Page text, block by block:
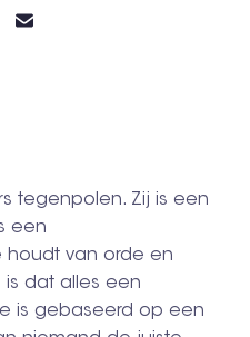
tegenpolen. Zij is een
een
houdt van orde en
is dat alles een
is gebaseerd op een